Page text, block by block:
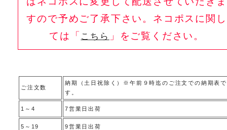
すので予めご了承下さい。ネコポスに関し
ては「 こちら 」をご覧ください。
ご注文数
納期（土日祝除く）※午前９時迄のご注文での納期表で
す。
1～4 7営業日出荷
5～19 9営業日出荷